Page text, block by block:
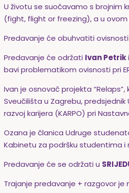
U životu se suočavamo s brojnim
(fight, flight or freezing), a u
Predavanje će obuhvatiti
Predavanje će održati Ivan Petriki
bavi problematikom ovisnosti pri
Ivan je osnovač projekta
Sveučilišta u Zagrebu,
razvoj karijera (KARPO) pri
Ozana je članica Udruge
Kabinetu za podršku studentima i
Predavanje će se održati u
Trajanje predavanje + razgovor je